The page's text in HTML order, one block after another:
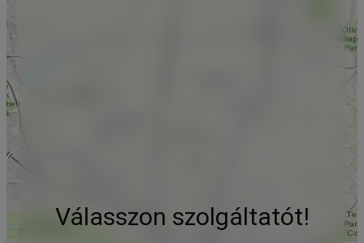
Válasszon szolgáltatót!